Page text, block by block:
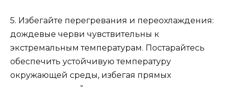
5. Избегайте перегревания и переохлаждения:
дождевые черви чувствительны к
экстремальным температурам. Постарайтесь
обеспечить устойчивую температуру
окружающей среды, избегая прямых